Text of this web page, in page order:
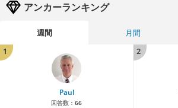
アンカーランキング
週間 月間
1
Paul
回答数： 66
2